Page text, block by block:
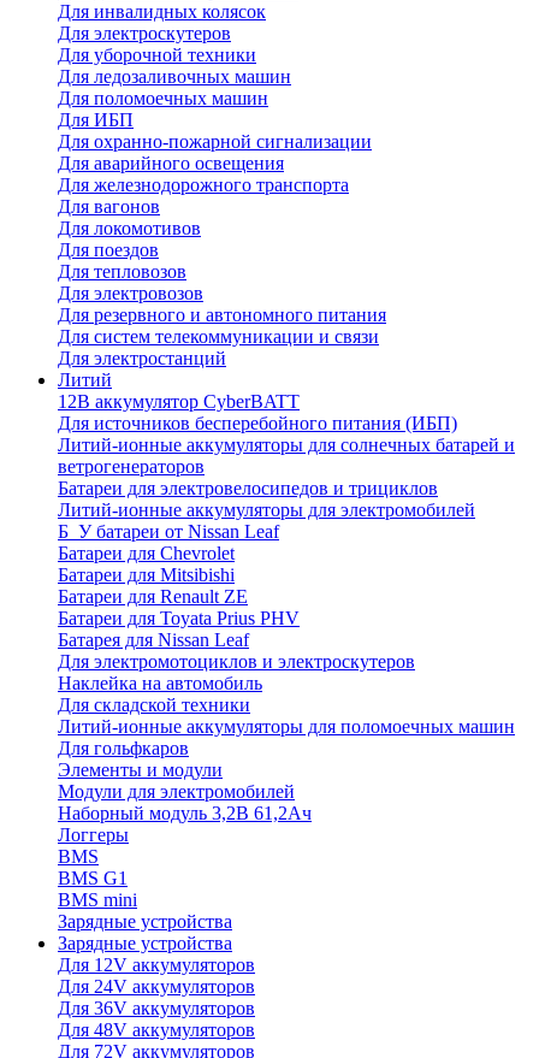
Для инвалидных колясок
Для электроскутеров
Для уборочной техники
Для ледозаливочных машин
Для поломоечных машин
Для ИБП
Для охранно-пожарной сигнализации
Для аварийного освещения
Для железнодорожного транспорта
Для вагонов
Для локомотивов
Для поездов
Для тепловозов
Для электровозов
Для резервного и автономного питания
Для систем телекоммуникации и связи
Для электростанций
Литий
12В аккумулятор CyberBATT
Для источников бесперебойного питания (ИБП)
Литий-ионные аккумуляторы для солнечных батарей и
ветрогенераторов
Батареи для электровелосипедов и трициклов
Литий-ионные аккумуляторы для электромобилей
Б_У батареи от Nissan Leaf
Батареи для Chevrolet
Батареи для Mitsibishi
Батареи для Renault ZE
Батареи для Toyata Prius PHV
Батарея для Nissan Leaf
Для электромотоциклов и электроскутеров
Наклейка на автомобиль
Для складской техники
Литий-ионные аккумуляторы для поломоечных машин
Для гольфкаров
Элементы и модули
Модули для электромобилей
Наборный модуль 3,2В 61,2Ач
Логгеры
BMS
BMS G1
BMS mini
Зарядные устройства
Зарядные устройства
Для 12V аккумуляторов
Для 24V аккумуляторов
Для 36V аккумуляторов
Для 48V аккумуляторов
Для 72V аккумуляторов